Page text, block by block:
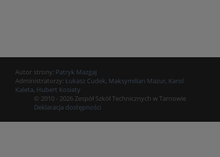
Autor strony: Patryk Mazgaj
Administratorzy:Łukasz Cudek, Maksymilian Mazur, Karol
Kaleta, Hubert Kosiaty
© 2010 - 2026 Zespół Szkół Technicznych w Tarnowie
Deklaracja dostępności